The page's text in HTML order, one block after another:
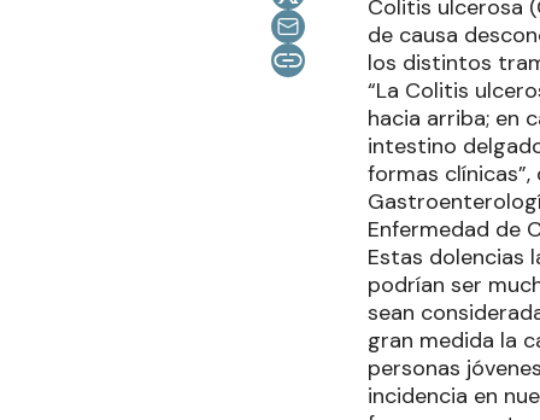
Colitis ulcerosa
de causa
los distintos
“La Colitis
hacia arriba; en
intestino
formas
Enfermedad de
Estas dolencias
podrían ser
sean
gran medida la
personas
incidencia en